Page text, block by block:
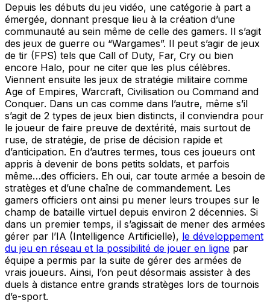
Depuis les débuts du jeu vidéo, une catégorie à part a
émergée, donnant presque lieu à la création d’une
communauté au sein même de celle des gamers. Il s’agit
des jeux de guerre ou “Wargames”. Il peut s’agir de jeux
de tir (FPS) tels que Call of Duty, Far, Cry ou bien
encore Halo, pour ne citer que les plus célèbres.
Viennent ensuite les jeux de stratégie militaire comme
Age of Empires, Warcraft, Civilisation ou Command and
Conquer. Dans un cas comme dans l’autre, même s’il
s’agit de 2 types de jeux bien distincts, il conviendra pour
le joueur de faire preuve de dextérité, mais surtout de
ruse, de stratégie, de prise de décision rapide et
d’anticipation. En d’autres termes, tous ces joueurs ont
appris à devenir de bons petits soldats, et parfois
même…des officiers. Eh oui, car toute armée a besoin de
stratèges et d’une chaîne de commandement. Les
gamers officiers ont ainsi pu mener leurs troupes sur le
champ de bataille virtuel depuis environ 2 décennies. Si
dans un premier temps, il s’agissait de mener des armées
gérer par l’IA (Intelligence Artificielle), le développement
du jeu en réseau et la possibilité de jouer en ligne par
équipe a permis par la suite de gérer des armées de
vrais joueurs. Ainsi, l’on peut désormais assister à des
duels à distance entre grands stratèges lors de tournois
d’e-sport.